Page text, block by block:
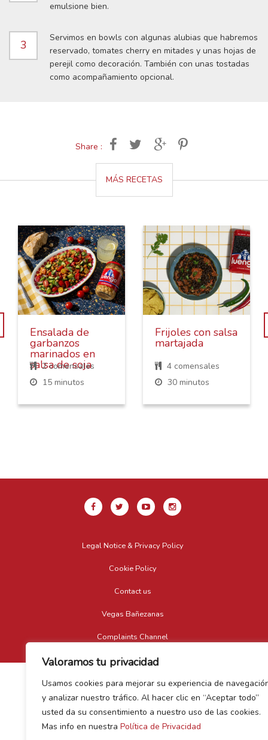
Valoramos tu privacidad
Usamos cookies para mejorar su experiencia de
y analizar nuestro tráfico. Al hacer clic en “Aceptar todo”
usted da su consentimiento a nuestro uso de las cookies.
Mas info en nuestra Política de Privacidad
emulsione bien.
3
Servimos en bowls con algunas alubias que habremos
reservado, tomates cherry en mitades y unas hojas de
perejil como decoración. También con unas tostadas
como acompañamiento opcional.
Share :
MÁS RECETAS
Ensalada de
garbanzos
marinados en
salsa de soja
2 comensales
15 minutos
Frijoles con salsa
martajada
4 comensales
30 minutos
Legal Notice & Privacy Policy
Cookie Policy
Contact us
Vegas Bañezanas
Complaints Channel